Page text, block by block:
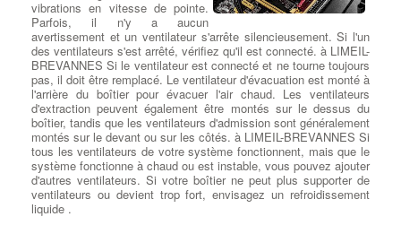
vibrations en vitesse de pointe.
Parfois, il n'y a aucun
avertissement et un ventilateur s'arrête silencieusement. Si l'un
des ventilateurs s'est arrêté, vérifiez qu'il est connecté. à LIMEIL-
BREVANNES Si le ventilateur est connecté et ne tourne toujours
pas, il doit être remplacé. Le ventilateur d'évacuation est monté à
l'arrière du boîtier pour évacuer l'air chaud. Les ventilateurs
d'extraction peuvent également être montés sur le dessus du
boîtier, tandis que les ventilateurs d'admission sont généralement
montés sur le devant ou sur les côtés. à LIMEIL-BREVANNES Si
tous les ventilateurs de votre système fonctionnent, mais que le
système fonctionne à chaud ou est instable, vous pouvez ajouter
d'autres ventilateurs. Si votre boîtier ne peut plus supporter de
ventilateurs ou devient trop fort, envisagez un refroidissement
liquide .